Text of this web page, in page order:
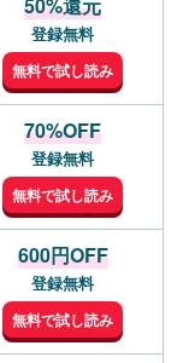
登録無料
無料で試し読み
70%OFF
登録無料
無料で試し読み
600円OFF
登録無料
無料で試し読み